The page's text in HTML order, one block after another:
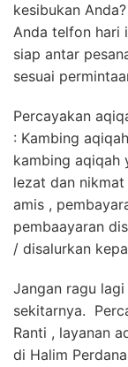
kesibukan
Anda telfon hari
siap antar
sesuai
Percayakan
: Kambing
kambing aqiqah
lezat dan
amis ,
pembaayaran
/ disalurkan
Jangan ragu
sekitarnya.
Ranti , layanan
di Halim